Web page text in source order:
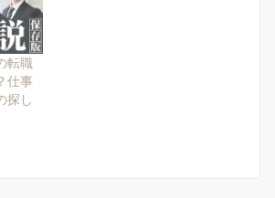
転職
仕事
探し